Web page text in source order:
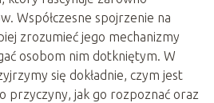
Współczesne spojrzenie na
zrozumieć jego mechanizmy
osobom nim dotkniętym. W
się dokładnie, czym jest
przyczyny, jak go rozpoznać oraz